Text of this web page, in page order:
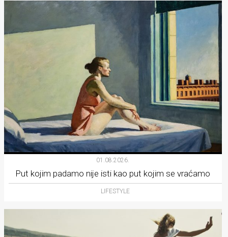
01.08.2026.
Put kojim padamo nije isti kao put kojim se vraćamo
LIFESTYLE